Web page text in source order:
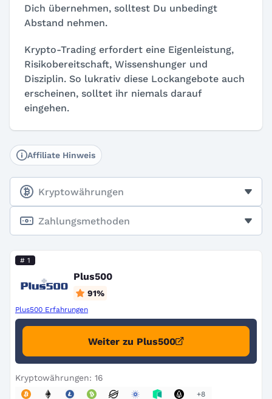
Dich übernehmen, solltest Du unbedingt
Abstand nehmen.
Krypto-Trading erfordert eine Eigenleistung,
Risikobereitschaft, Wissenshunger und
Disziplin. So lukrativ diese Lockangebote auch
erscheinen, solltet ihr niemals darauf
eingehen.
Affiliate Hinweis
Kryptowährungen
Zahlungsmethoden
# 1
Plus500
91%
Plus500 Erfahrungen
Weiter zu Plus500
Kryptowährungen: 16
+8